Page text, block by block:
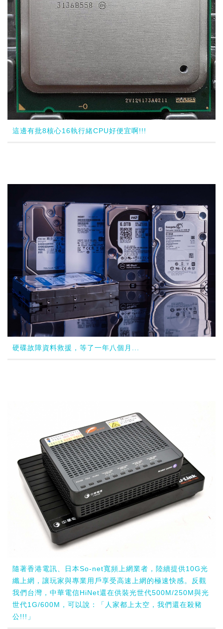
這邊有批8核心16執行緒CPU好便宜啊!!!
硬碟故障資料救援，等了一年八個月...
隨著香港電訊、日本So-net寬頻上網業者，陸續提供10G光
纖上網，讓玩家與專業用戶享受高速上網的極速快感。反觀
我們台灣，中華電信HiNet還在供裝光世代500M/250M與光
世代1G/600M，可以說：「人家都上太空，我們還在殺豬
公!!!」